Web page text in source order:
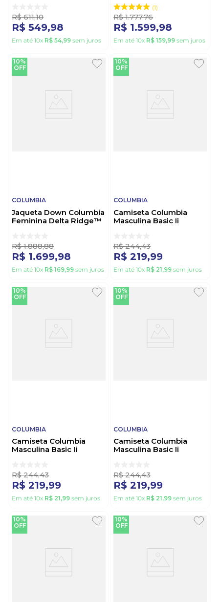
R$ 611,10
R$ 549,98
Em até 10x R$ 54,99 sem juros
1
R$ 1.777,76
R$ 1.599,98
Em até 10x R$ 159,99 sem juros
10%
OFF
COLUMBIA
Jaqueta Down Columbia
Feminina Delta Ridge™
R$ 1.888,88
R$ 1.699,98
Em até 10x R$ 169,99 sem juros
10%
OFF
COLUMBIA
Camiseta Columbia
Masculina Basic Ii
R$ 244,43
R$ 219,99
Em até 10x R$ 21,99 sem juros
10%
OFF
COLUMBIA
Camiseta Columbia
Masculina Basic Ii
R$ 244,43
R$ 219,99
Em até 10x R$ 21,99 sem juros
10%
OFF
COLUMBIA
Camiseta Columbia
Masculina Basic Ii
R$ 244,43
R$ 219,99
Em até 10x R$ 21,99 sem juros
10%
OFF
10%
OFF